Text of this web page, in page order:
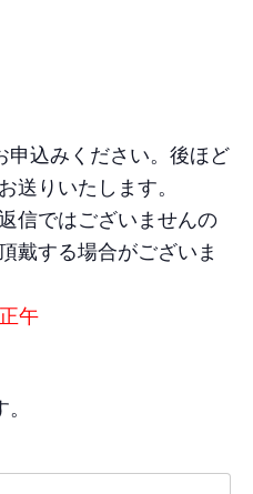
込みください。後ほど
送りいたします。
信ではございませんの
戴する場合がございま
午